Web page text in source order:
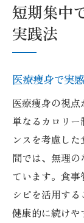
脂肪
のポイ
ない
夜中
プを活
医療
プ材料
医療
解説
短期集中
実践法
医療痩身で実
医療痩身の視点
単なるカロリー
ンスを考慮し
間では、無理
ています。食
シピを活用す
健康的に続けや